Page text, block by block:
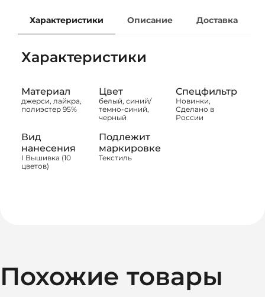
Характеристики Описание Доставка
Характеристики
Материал
джерси, лайкра,
полиэстер 95%
Цвет
белый, синий/
темно-синий,
черный
Спецфильтр
Новинки,
Сделано в
России
Вид
нанесения
I Вышивка (10
цветов)
Подлежит
маркировке
Текстиль
Похожие товары